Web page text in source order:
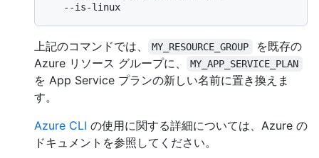
上記のコマンドでは、 MY_RESOURCE_GROUP
を既存の
Azure リソース グループに、
MY_APP_SERVICE_PLAN
を App Service プランの新しい名前に置き換えま
す。
Azure CLI の使用に関する詳細については、Azure の
ドキュメントを参照してください。